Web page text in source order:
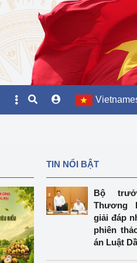
TIN NỔI BẬT
Bộ
Thương
giải đáp
phiên
án Luật